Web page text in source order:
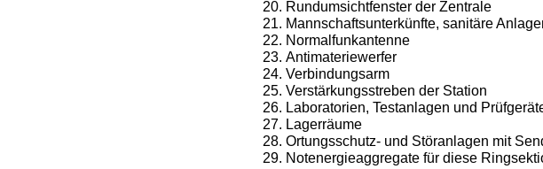
Rundumsichtfenster der Zentrale
Mannschaftsunterkünfte, sanitäre
Normalfunkantenne
Antimateriewerfer
Verbindungsarm
Verstärkungsstreben der Station
Laboratorien, Testanlagen und
Lagerräume
Ortungsschutz- und Störanlagen mit
Notenergieaggregate für diese